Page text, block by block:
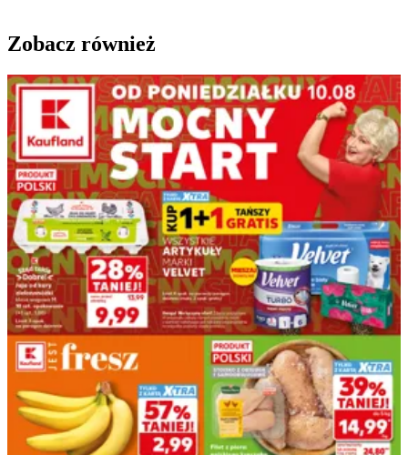
Zobacz również